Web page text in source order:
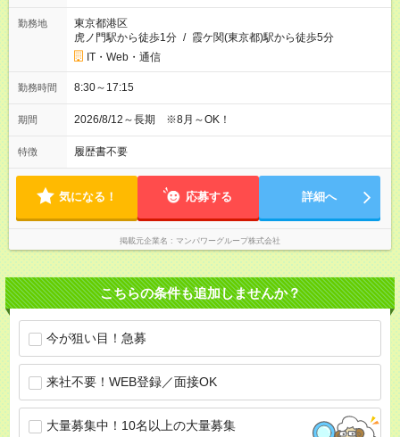
勤務地
東京都港区
虎ノ門駅から徒歩1分 / 霞ケ関(東京都)駅から徒歩5分
IT・Web・通信
勤務時間 8:30～17:15
期間 2026/8/12～長期 ※8月～OK！
特徴 履歴書不要
気になる！ 応募する 詳細へ
掲載元企業名 マンパワーグループ株式会社
こちらの条件も追加しませんか？
今が狙い目！急募
来社不要！WEB登録／面接OK
大量募集中！10名以上の大量募集